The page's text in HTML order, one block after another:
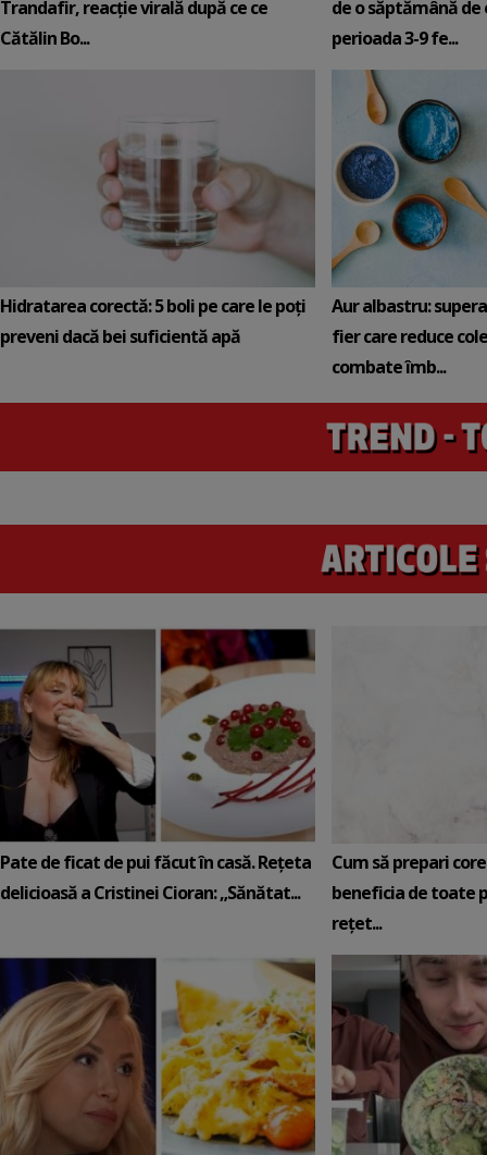
Trandafir, reacție virală după ce ce
Cătălin Bo...
de o săptămână de
perioada 3-9 fe...
Hidratarea corectă: 5 boli pe care le poți
preveni dacă bei suficientă apă
Aur albastru:
fier care reduce
combate îmb...
Pate de ficat de pui făcut în casă. Rețeta
delicioasă a Cristinei Cioran: „Sănătat...
Cum să prepari
beneficia de toate
rețet...